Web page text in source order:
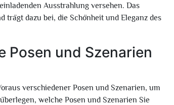
Ausstrahlung versehen. Das
dazu bei, die Schönheit und Eleganz des
Posen und Szenarien
verschiedener Posen und Szenarien, um
welche Posen und Szenarien Sie